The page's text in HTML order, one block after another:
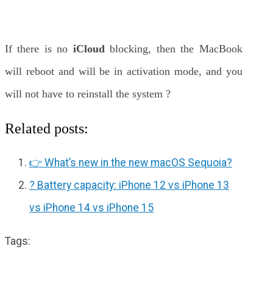
If there is no iCloudblocking, then the MacBook
will reboot and will be in activation mode, and you
will not have to reinstall the system ?
Related posts:
👉 What’s new in the new macOS Sequoia?
? Battery capacity: iPhone 12 vs iPhone 13
vs iPhone 14 vs iPhone 15
Tags: